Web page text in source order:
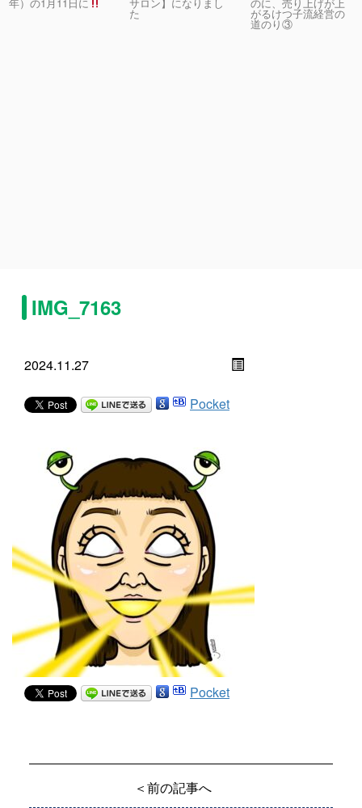
た がるけつ子流経営の
道のり③
IMG_7163
2024.11.27
Pocket
Pocket
＜前の記事へ